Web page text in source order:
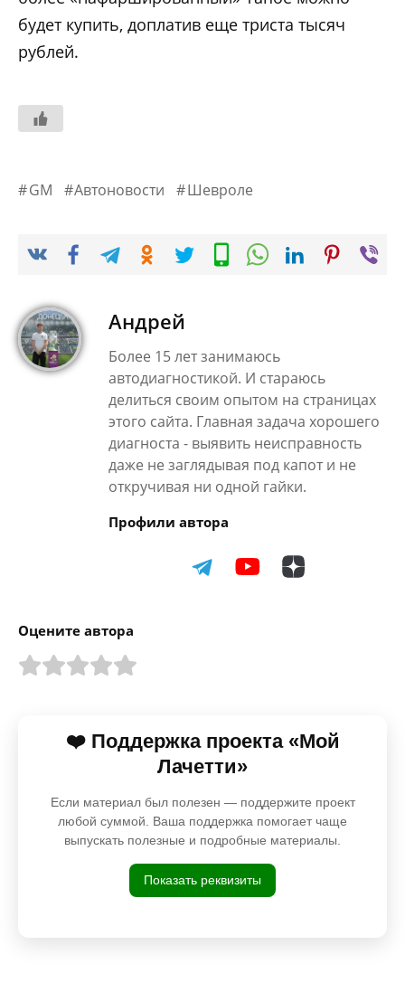
будет купить, доплатив еще триста тысяч
рублей.
GM Автоновости Шевроле
Андрей
Более 15 лет занимаюсь
автодиагностикой. И стараюсь
делиться своим опытом на страницах
этого сайта. Главная задача хорошего
диагноста - выявить неисправность
даже не заглядывая под капот и не
откручивая ни одной гайки.
Профили автора
Оцените автора
❤️ Поддержка проекта «Мой
Лачетти»
Если материал был полезен — поддержите проект
любой суммой. Ваша поддержка помогает чаще
выпускать полезные и подробные материалы.
Показать реквизиты